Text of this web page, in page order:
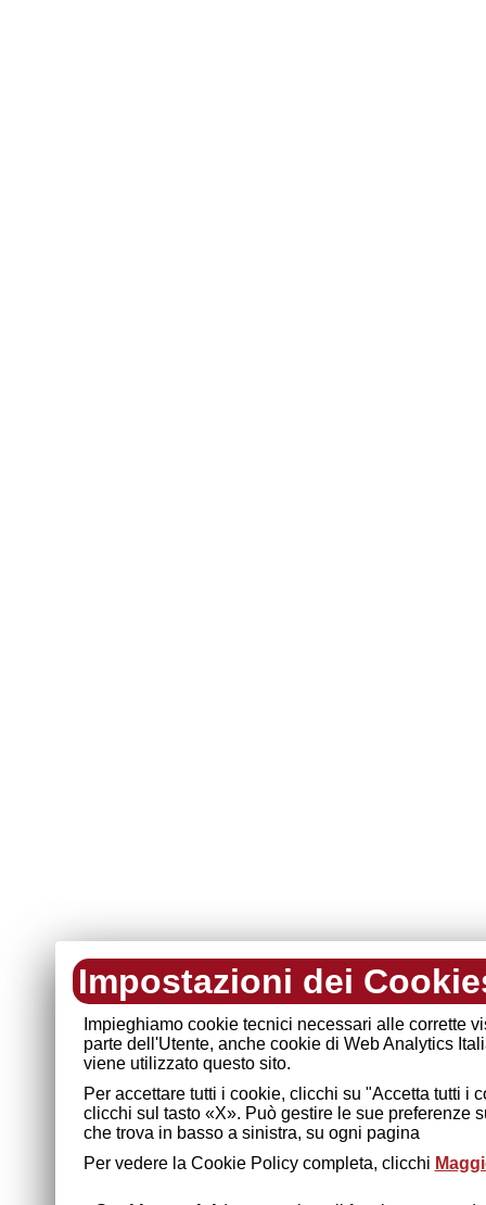
Impostazioni dei
Impieghiamo cookie tecnici necessari alle corrette
parte dell'Utente, anche cookie di Web Analytics
viene utilizzato questo sito.
Per accettare tutti i cookie, clicchi su "Accetta tutti
clicchi sul tasto «X». Può gestire le sue preferenze
che trova in basso a sinistra, su ogni pagina
Per vedere la Cookie Policy completa, clicchi